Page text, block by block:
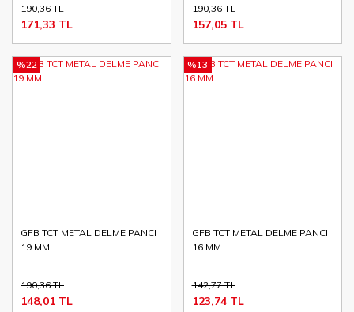
190,36 TL
171,33 TL
190,36 TL
157,05 TL
GFB TCT METAL DELME PANCI
19 MM
%22
190,36 TL
148,01 TL
GFB TCT METAL DELME PANCI
16 MM
%13
142,77 TL
123,74 TL